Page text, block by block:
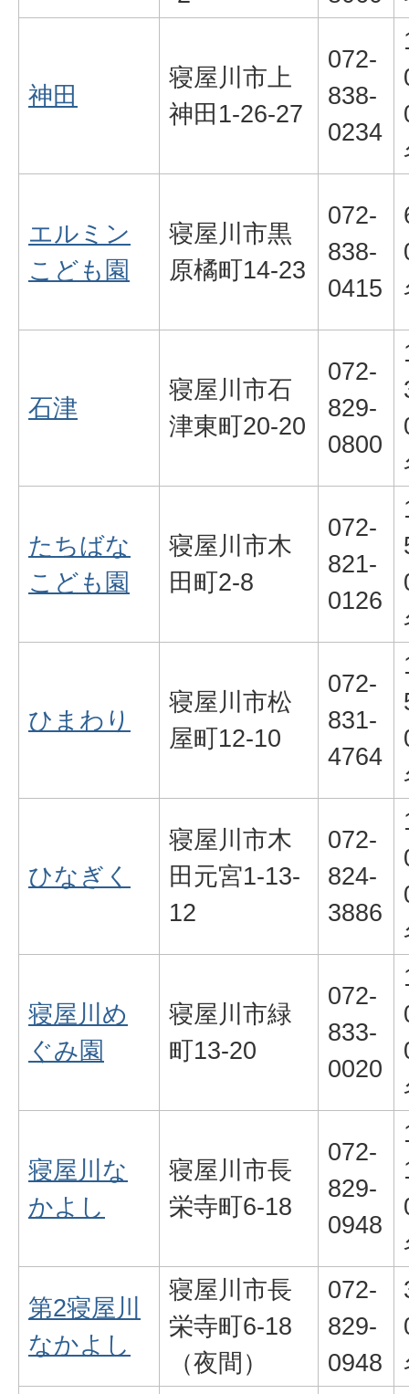
神田
寝屋川市上
神田1-26-27
072-
838-
0234
エルミン
こども園
寝屋川市黒
原橘町14-23
072-
838-
0415
石津
寝屋川市石
津東町20-20
072-
829-
0800
たちばな
こども園
寝屋川市木
田町2-8
072-
821-
0126
ひまわり
寝屋川市松
屋町12-10
072-
831-
4764
ひなぎく
寝屋川市木
田元宮1-13-
12
072-
824-
3886
寝屋川め
ぐみ園
寝屋川市緑
町13-20
072-
833-
0020
寝屋川な
かよし
寝屋川市長
栄寺町6-18
072-
829-
0948
第2寝屋川
なかよし
寝屋川市長
栄寺町6-18
（夜間）
072-
829-
0948